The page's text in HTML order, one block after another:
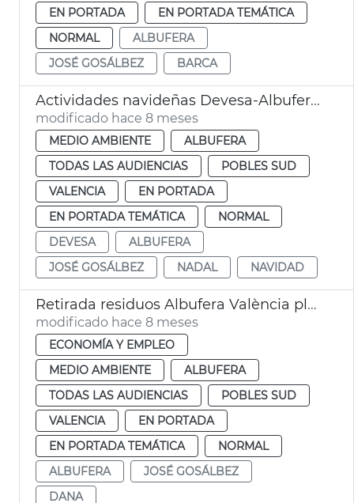
EN PORTADA
EN PORTADA TEMÁTICA
NORMAL
ALBUFERA
JOSÉ GOSÁLBEZ
BARCA
Actividades navideñas Devesa-Albufera València
modificado hace 8 meses
MEDIO AMBIENTE
ALBUFERA
TODAS LAS AUDIENCIAS
POBLES SUD
VALENCIA
EN PORTADA
EN PORTADA TEMÁTICA
NORMAL
DEVESA
ALBUFERA
JOSÉ GOSÁLBEZ
NADAL NAVIDAD
Retirada residuos Albufera València plano ocupación dana
modificado hace 8 meses
ECONOMÍA Y EMPLEO
MEDIO AMBIENTE
ALBUFERA
TODAS LAS AUDIENCIAS
POBLES SUD
VALENCIA
EN PORTADA
EN PORTADA TEMÁTICA
NORMAL
ALBUFERA
JOSÉ GOSÁLBEZ
DANA